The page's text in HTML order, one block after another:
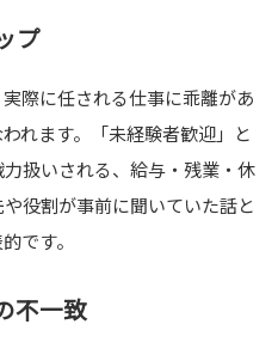
プ
際に任される仕事に乖離があ
れます。「未経験者歓迎」と
扱いされる、給与・残業・休
役割が事前に聞いていた話と
です。
不一致